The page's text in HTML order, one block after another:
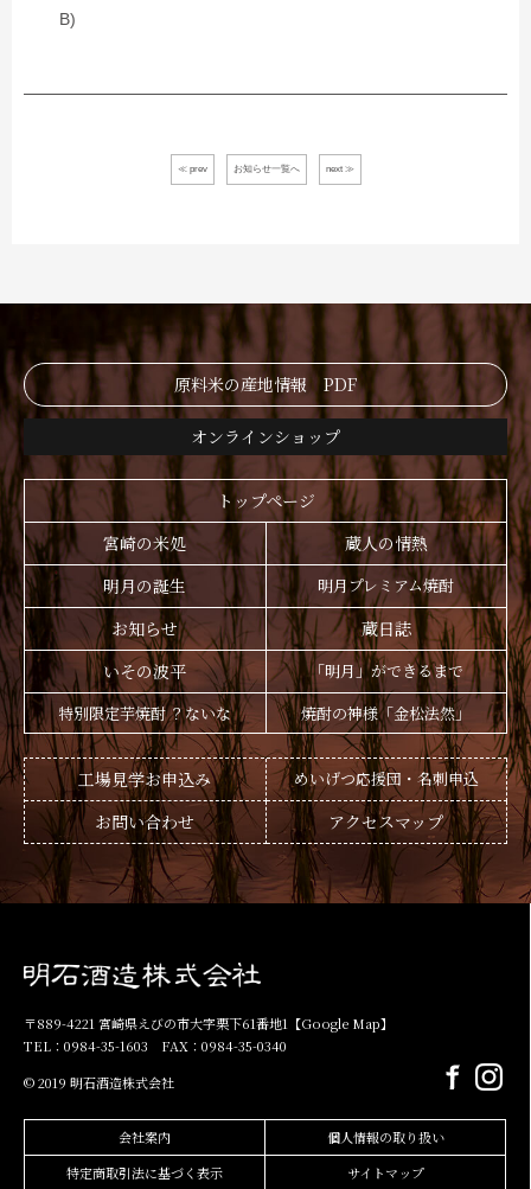
B)
≪ prev お知らせ一覧へ next ≫
〒889-4221 宮崎県えびの市大字栗下61番地1 【Google Map】
TEL：0984-35-1603 FAX：0984-35-0340
© 2019 明石酒造株式会社
会社案内
個人情報の取り扱い
特定商取引法に基づく表示
サイトマップ
原料米の産地情報 PDF
オンラインショップ
トップページ
宮崎の米処
蔵人の情熱
明月の誕生
明月プレミアム焼酎
お知らせ
蔵日誌
いその波平
「明月」ができるまで
特別限定芋焼酎 ？ないな
焼酎の神様「金松法然」
工場見学お申込み めいげつ応援団・名刺申込
お問い合わせ アクセスマップ